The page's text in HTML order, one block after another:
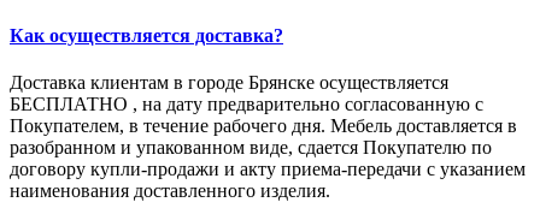
Как осуществляется доставка?
Доставка клиентам в городе Брянске осуществляется
БЕСПЛАТНО , на дату предварительно согласованную с
Покупателем, в течение рабочего дня. Мебель доставляется в
разобранном и упакованном виде, сдается Покупателю по
договору купли-продажи и акту приема-передачи с указанием
наименования доставленного изделия.